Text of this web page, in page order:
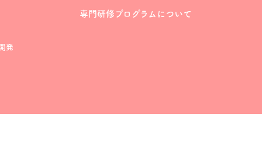
発
専門研修プログラムについて